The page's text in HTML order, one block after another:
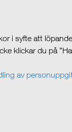
i syfte att
klickar du på
av